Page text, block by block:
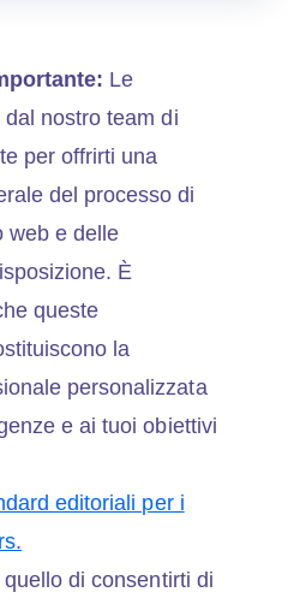
Le
nostro team di
per offrirti una
del processo di
web e delle
È
queste
la
personalizzata
e ai tuoi obiettivi
editoriali per i
di consentirti di